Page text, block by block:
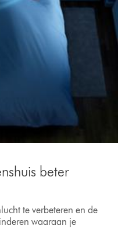
beter
te verbeteren en de
waaraan je